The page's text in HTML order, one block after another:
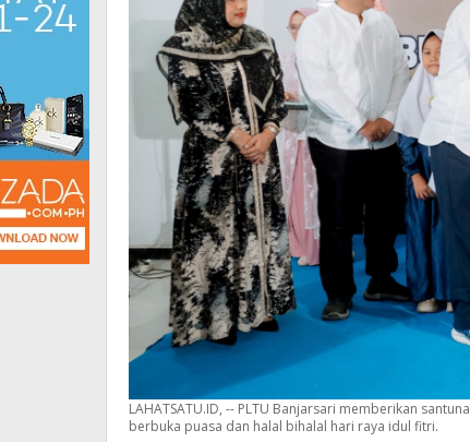
LAHATSATU.ID, -- PLTU Banjarsari memberikan
berbuka puasa dan halal bihalal hari raya idul fitri.